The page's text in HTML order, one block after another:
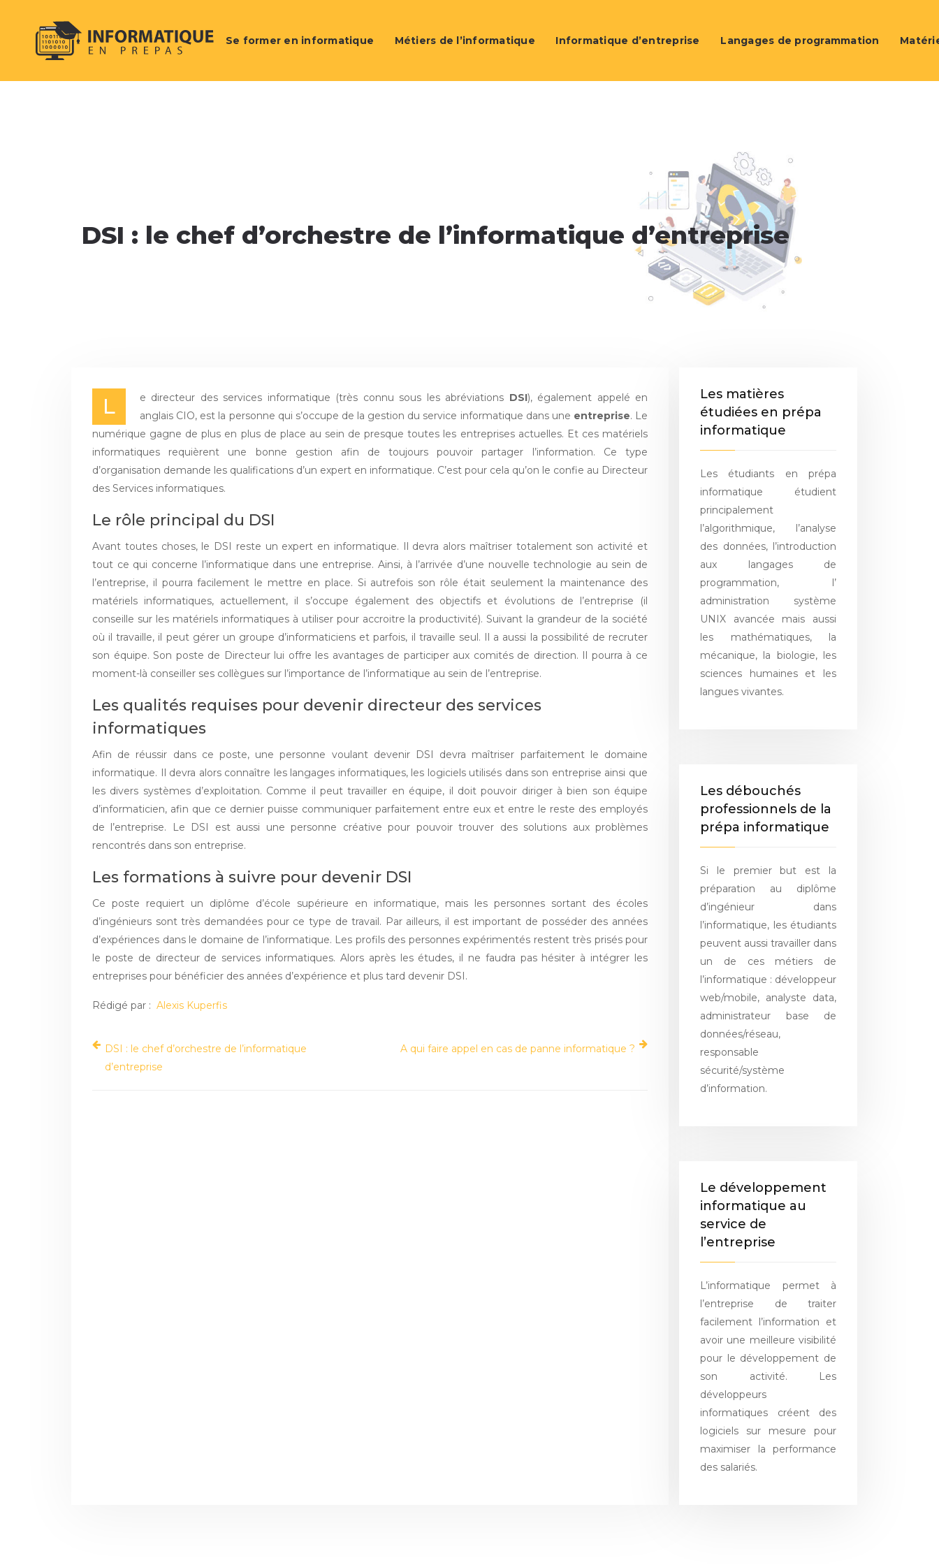
Se former en informatique Métiers de l’informatique Informatique d’entreprise Langages de programmation
DSI : le chef d’orchestre de l’informatique d’entreprise
L e directeur des services informatique (très connu sous les abréviations DSI), également appelé en
anglais CIO, est la personne qui s’occupe de la gestion du service informatique dans une entreprise. Le
numérique gagne de plus en plus de place au sein de presque toutes les entreprises actuelles. Et ces matériels
informatiques requièrent une bonne gestion afin de toujours pouvoir partager l’information. Ce type
d’organisation demande les qualifications d’un expert en informatique. C’est pour cela qu’on le confie au Directeur
des Services informatiques.
Le rôle principal du DSI
Avant toutes choses, le DSI reste un expert en informatique. Il devra alors maîtriser totalement son activité et
tout ce qui concerne l’informatique dans une entreprise. Ainsi, à l’arrivée d’une nouvelle technologie au sein de
l’entreprise, il pourra facilement le mettre en place. Si autrefois son rôle était seulement la maintenance des
matériels informatiques, actuellement, il s’occupe également des objectifs et évolutions de l’entreprise (il
conseille sur les matériels informatiques à utiliser pour accroitre la productivité). Suivant la grandeur de la société
où il travaille, il peut gérer un groupe d’informaticiens et parfois, il travaille seul. Il a aussi la possibilité de recruter
son équipe. Son poste de Directeur lui offre les avantages de participer aux comités de direction. Il pourra à ce
moment-là conseiller ses collègues sur l’importance de l’informatique au sein de l’entreprise.
Les qualités requises pour devenir directeur des services
informatiques
Afin de réussir dans ce poste, une personne voulant devenir DSI devra maîtriser parfaitement le domaine
informatique. Il devra alors connaître les langages informatiques, les logiciels utilisés dans son entreprise ainsi que
les divers systèmes d’exploitation. Comme il peut travailler en équipe, il doit pouvoir diriger à bien son équipe
d’informaticien, afin que ce dernier puisse communiquer parfaitement entre eux et entre le reste des employés
de l’entreprise. Le DSI est aussi une personne créative pour pouvoir trouver des solutions aux problèmes
rencontrés dans son entreprise.
Les formations à suivre pour devenir DSI
Ce poste requiert un diplôme d’école supérieure en informatique, mais les personnes sortant des écoles
d’ingénieurs sont très demandées pour ce type de travail. Par ailleurs, il est important de posséder des années
d’expériences dans le domaine de l’informatique. Les profils des personnes expérimentés restent très prisés pour
le poste de directeur de services informatiques. Alors après les études, il ne faudra pas hésiter à intégrer les
entreprises pour bénéficier des années d’expérience et plus tard devenir DSI.
Rédigé par : Alexis Kuperfis
DSI : le chef d’orchestre de l’informatique
d’entreprise
A qui faire appel en cas de panne informatique ?
Les matières
étudiées en prépa
informatique
Les étudiants en prépa
informatique étudient
principalement
l’algorithmique, l’analyse
des données, l’introduction
aux langages de
programmation, l’
administration système
UNIX avancée mais aussi
les mathématiques, la
mécanique, la biologie, les
sciences humaines et les
langues vivantes.
Les débouchés
professionnels de la
prépa informatique
Si le premier but est la
préparation au diplôme
d’ingénieur dans
l’informatique, les étudiants
peuvent aussi travailler dans
un de ces métiers de
l’informatique : développeur
web/mobile, analyste data,
administrateur base de
données/réseau,
responsable
sécurité/système
d’information.
Le développement
informatique au
service de
l’entreprise
L’informatique permet à
l’entreprise de traiter
facilement l’information et
avoir une meilleure visibilité
pour le développement de
son activité. Les
développeurs
informatiques créent des
logiciels sur mesure pour
maximiser la performance
des salariés.